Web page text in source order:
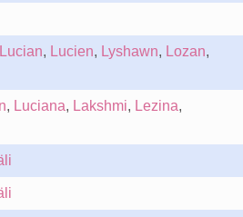
Lucian, Lucien, Lyshawn, Lozan,
, Luciana, Lakshmi, Lezina,